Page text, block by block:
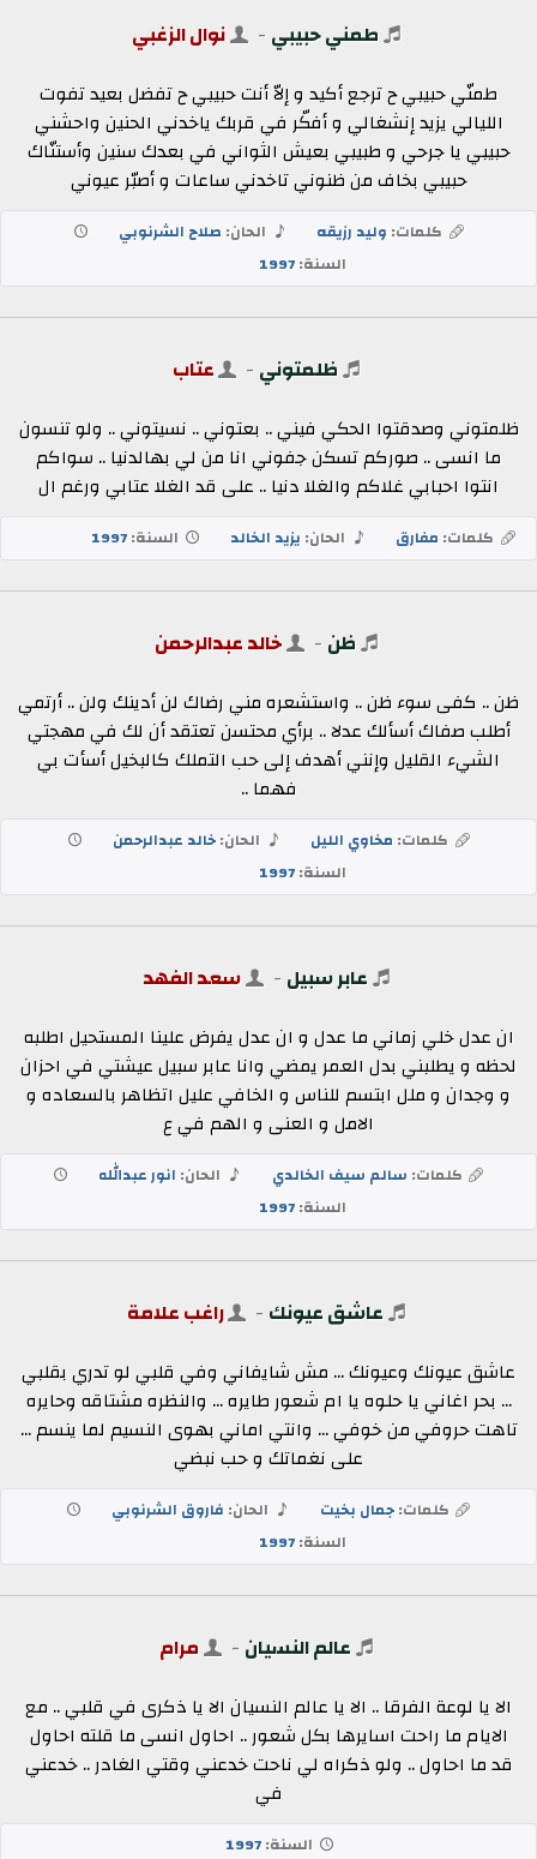
طمني حبيبي - نوال الزغبي
طمنّي حبيبي ح ترجع أكيد و إلاّ أنت حبيبي ح تفضل بعيد تفوت
الليالي يزيد إنشغالي و أفكّر في قربك ياخدني الحنين واحشني
حبيبي يا جرحي و طبيبي بعيش الثواني في بعدك سنين وأستنّاك
حبيبي بخاف من ظنوني تاخدني ساعات و أصبّر عيوني
كلمات: وليد رزيقه الحان: صلاح الشرنوبي
السنة:1997
ظلمتوني - عتاب
ظلمتوني وصدقتوا الحكي فيني .. بعتوني .. نسيتوني .. ولو تنسون
ما انسى .. صوركم تسكن جفوني انا من لي بهالدنيا .. سواكم
انتوا احبابي غلاكم والغلا دنيا .. على قد الغلا عتابي ورغم ال
كلمات: مفارق الحان: يزيد الخالد السنة:1997
ظن - خالد عبدالرحمن
ظن .. كفى سوء ظن .. واستشعره مني رضاك لن أدينك ولن .. أرتمي
أطلب صفاك أسألك عدلا .. برأي محتسن تعتقد أن لك في مهجتي
الشيء القليل وإنني أهدف إلى حب التملك كالبخيل أسأت بي
فهما ..
كلمات: مخاوي الليل الحان:خالد عبدالرحمن
السنة:1997
عابر سبيل - سعد الفهد
ان عدل خلي زماني ما عدل و ان عدل يفرض علينا المستحيل اطلبه
لحظه و يطلبني بدل العمر يمضي وانا عابر سبيل عيشتي في احزان
و وجدان و ملل ابتسم للناس و الخافي عليل اتظاهر بالسعاده و
الامل و العنى و الهم في ع
كلمات: سالم سيف الخالدي الحان: انور عبدالله
السنة:1997
عاشق عيونك - راغب علامة
عاشق عيونك وعيونك ... مش شايفاني وفي قلبي لو تدري بقلبي
... بحر اغاني يا حلوه يا ام شعور طايره ... والنظره مشتاقه وحايره
تاهت حروفي من خوفي ... وانتي اماني بهوى النسيم لما ينسم ...
على نغماتك و حب نبضي
كلمات:جمال بخيت الحان: فاروق الشرنوبي
السنة:1997
عالم النسيان - مرام
الا يا لوعة الفرقا .. الا يا عالم النسيان الا يا ذكرى في قلبي .. مع
الايام ما راحت اسايرها بكل شعور .. احاول انسى ما قلته احاول
قد ما احاول .. ولو ذكراه لي ناحت خدعني وقتي الغادر .. خدعني
في
السنة:1997